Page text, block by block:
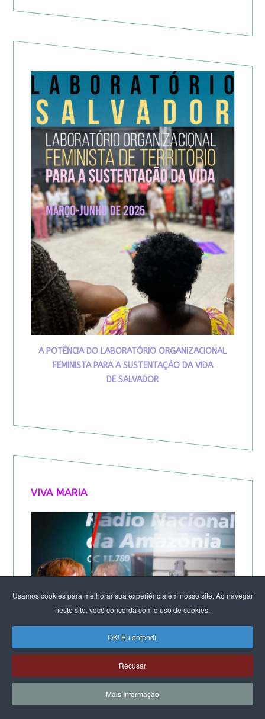
Usamos cookies para melhorar sua experiência em nosso site. Ao navegar
neste site, você concorda com o uso de cookies.
OK! Eu entendi.
Recusar
Mais Informação
A POTÊNCIA DO LABORATÓRIO ORGANIZACIONAL
FEMINISTA PARA A SUSTENTAÇÃO DA VIDA
DE SALVADOR
VIVA MARIA